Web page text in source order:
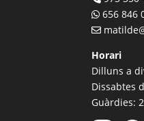
656 846
Horari
Dilluns a
Dissabtes
Guàrdies: